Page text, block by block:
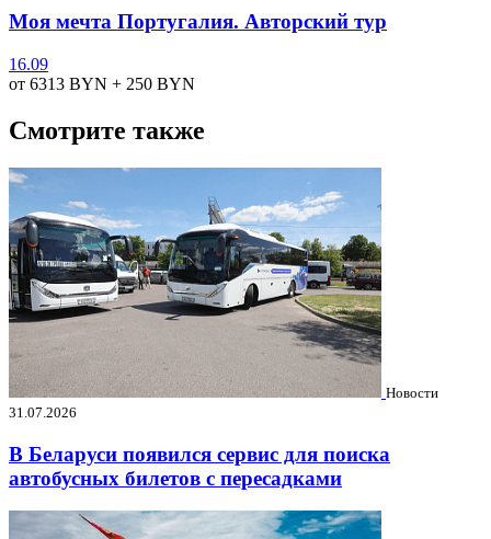
Моя мечта Португалия. Авторский тур
16.09
от 6313 BYN + 250 BYN
Смотрите также
Новости
31.07.2026
В Беларуси появился сервис для поиска
автобусных билетов с пересадками